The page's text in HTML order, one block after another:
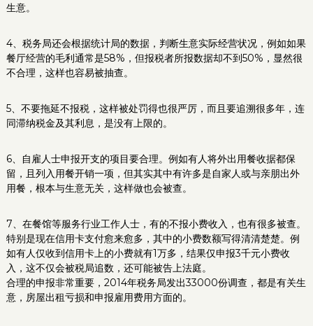
生意。
4、税务局还会根据统计局的数据，判断生意实际经营状况，例如如果
餐厅经营的毛利通常是58%，但报税者所报数据却不到50%，显然很
不合理，这样也容易被抽查。
5、不要拖延不报税，这样被处罚得也很严厉，而且要追溯很多年，连
同滞纳税金及其利息，是没有上限的。
6、自雇人士申报开支的项目要合理。例如有人将外出用餐收据都保
留，且列入用餐开销一项，但其实其中有许多是自家人或与亲朋出外
用餐，根本与生意无关，这样做也会被查。
7、在餐馆等服务行业工作人士，有的不报小费收入，也有很多被查。
特别是现在信用卡支付愈来愈多，其中的小费数额写得清清楚楚。例
如有人仅收到信用卡上的小费就有1万多，结果仅申报3千元小费收
入，这不仅会被税局追数，还可能被告上法庭。
合理的申报非常重要，2014年税务局发出33000份调查，都是有关生
意，房屋出租亏损和申报雇用费用方面的。